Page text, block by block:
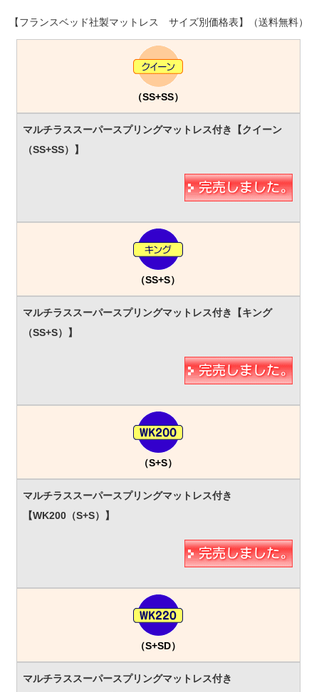
【フランスベッド社製マットレス サイズ別価格表】（送料無料）
（SS+SS）
（SS+S）
（S+S）
（S+SD）